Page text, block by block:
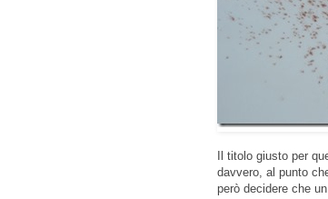
Il titolo giusto per
davvero, al punto
però decidere che